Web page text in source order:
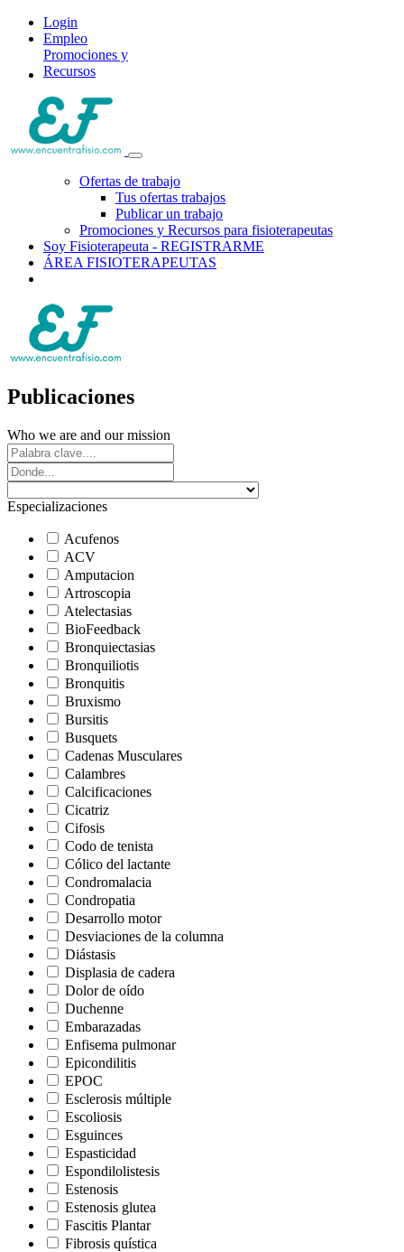
Login
Empleo
Promociones y
Recursos
Ofertas de trabajo
Tus ofertas trabajos
Publicar un trabajo
Promociones y Recursos para fisioterapeutas
Soy Fisioterapeuta - REGISTRARME
ÁREA FISIOTERAPEUTAS
Publicaciones
Who we are and our mission
Especializaciones
Acufenos
ACV
Amputacion
Artroscopia
Atelectasias
BioFeedback
Bronquiectasias
Bronquiliotis
Bronquitis
Bruxismo
Bursitis
Busquets
Cadenas Musculares
Calambres
Calcificaciones
Cicatriz
Cifosis
Codo de tenista
Cólico del lactante
Condromalacia
Condropatia
Desarrollo motor
Desviaciones de la columna
Diástasis
Displasia de cadera
Dolor de oído
Duchenne
Embarazadas
Enfisema pulmonar
Epicondilitis
EPOC
Esclerosis múltiple
Escoliosis
Esguinces
Espasticidad
Espondilolistesis
Estenosis
Estenosis glutea
Fascitis Plantar
Fibrosis quística